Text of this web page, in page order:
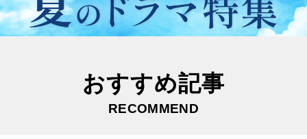
おすすめ記事
RECOMMEND